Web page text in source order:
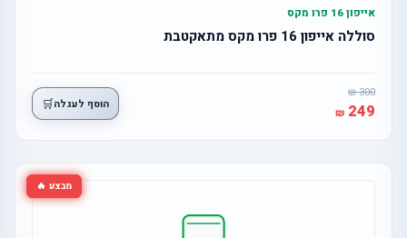
אייפון 16 פרו מקס
סוללה אייפון 16 פרו מקס מתאקטבת
300
249 הוסף לעגלה🛒
מבצע 🔥